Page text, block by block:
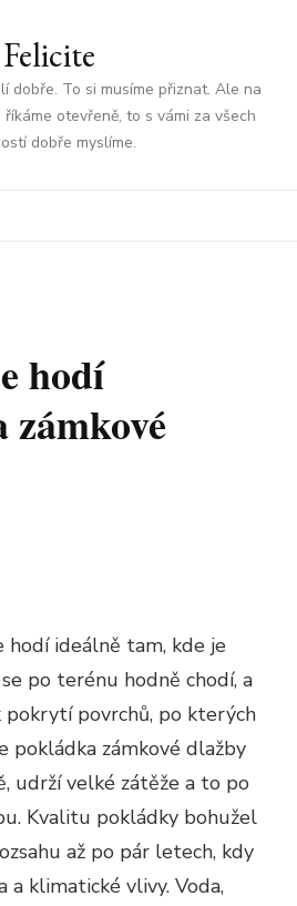
Felicite
dobře. To si musíme přiznat. Ale na
otevřeně, to s vámi za všech
dobře myslíme.
hodí
hodí ideálně tam, kde je
po terénu hodně chodí, a
pokrytí povrchů, po kterých
pokládka zámkové dlažby
udrží velké zátěže a to po
Kvalitu pokládky bohužel
až po pár letech, kdy
a klimatické vlivy. Voda,